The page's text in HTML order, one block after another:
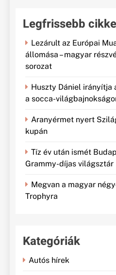
Legfrissebb
Lezárult az Európai
állomása – magyar
sorozat
Huszty Dániel
a socca-
Aranyérmet nyert
kupán
Tíz év után ismét
Grammy-díjas világsztár
Megvan a magyar
Trophyra
Kategóriák
Autós hírek